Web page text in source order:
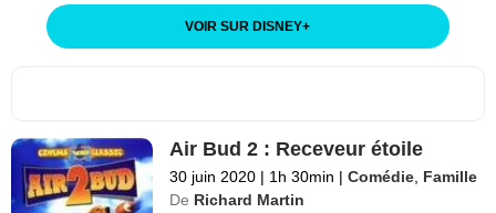
VOIR SUR DISNEY+
Air Bud 2 : Receveur étoile
30 juin 2020 | 1h 30min | Comédie Famille
De Richard Martin